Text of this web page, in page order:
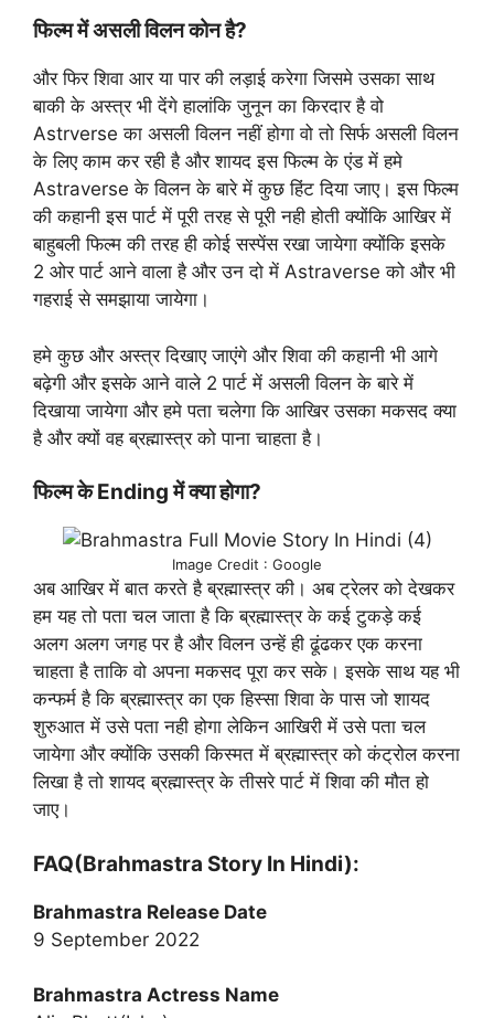
फिल्म में असली विलन कोन है?
और फिर शिवा आर या पार की लड़ाई करेगा जिसमे उसका साथ
बाकी के अस्त्र भी देंगे हालांकि जुनून का किरदार है वो
Astrverse का असली विलन नहीं होगा वो तो सिर्फ असली विलन
के लिए काम कर रही है और शायद इस फिल्म के एंड में हमे
Astraverse के विलन के बारे में कुछ हिंट दिया जाए। इस फिल्म
की कहानी इस पार्ट में पूरी तरह से पूरी नही होती क्योंकि आखिर में
बाहुबली फिल्म की तरह ही कोई सस्पेंस रखा जायेगा क्योंकि इसके
2 ओर पार्ट आने वाला है और उन दो में Astraverse को और भी
गहराई से समझाया जायेगा।
हमे कुछ और अस्त्र दिखाए जाएंगे और शिवा की कहानी भी आगे
बढ़ेगी और इसके आने वाले 2 पार्ट में असली विलन के बारे में
दिखाया जायेगा और हमे पता चलेगा कि आखिर उसका मकसद क्या
है और क्यों वह ब्रह्मास्त्र को पाना चाहता है।
फिल्म के Ending में क्या होगा?
Image Credit : Google
अब आखिर में बात करते है ब्रह्मास्त्र की। अब ट्रेलर को देखकर
हम यह तो पता चल जाता है कि ब्रह्मास्त्र के कई टुकड़े कई
अलग अलग जगह पर है और विलन उन्हें ही ढूंढकर एक करना
चाहता है ताकि वो अपना मकसद पूरा कर सके। इसके साथ यह भी
कन्फर्म है कि ब्रह्मास्त्र का एक हिस्सा शिवा के पास जो शायद
शुरुआत में उसे पता नही होगा लेकिन आखिरी में उसे पता चल
जायेगा और क्योंकि उसकी किस्मत में ब्रह्मास्त्र को कंट्रोल करना
लिखा है तो शायद ब्रह्मास्त्र के तीसरे पार्ट में शिवा की मौत हो
जाए।
FAQ(Brahmastra Story In Hindi):
Brahmastra Release Date
9 September 2022
Brahmastra Actress Name